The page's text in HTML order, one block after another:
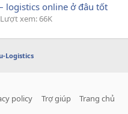
logistics online ở đâu tốt
Lượt xem: 66K
Logistics
policy Trợ giúp Trang chủ